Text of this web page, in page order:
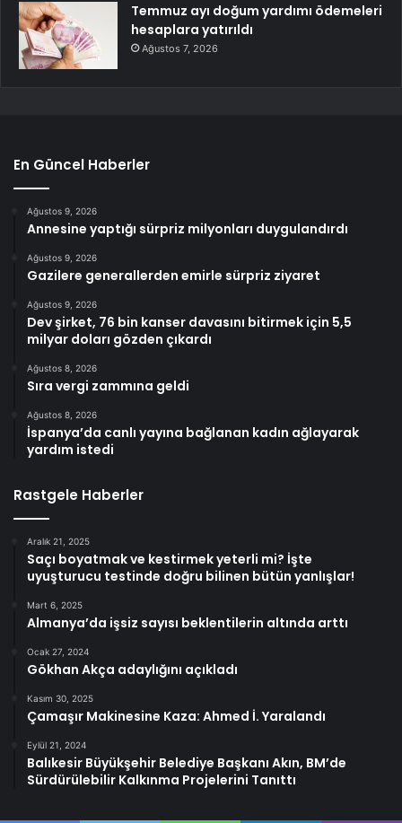
Temmuz ayı doğum yardımı ödemeleri
hesaplara yatırıldı
Ağustos 7, 2026
En Güncel Haberler
Ağustos 9, 2026
Annesine yaptığı sürpriz milyonları duygulandırdı
Ağustos 9, 2026
Gazilere generallerden emirle sürpriz ziyaret
Ağustos 9, 2026
Dev şirket, 76 bin kanser davasını bitirmek için 5,5
milyar doları gözden çıkardı
Ağustos 8, 2026
Sıra vergi zammına geldi
Ağustos 8, 2026
İspanya’da canlı yayına bağlanan kadın ağlayarak
yardım istedi
Rastgele Haberler
Aralık 21, 2025
Saçı boyatmak ve kestirmek yeterli mi? İşte
uyuşturucu testinde doğru bilinen bütün yanlışlar!
Mart 6, 2025
Almanya’da işsiz sayısı beklentilerin altında arttı
Ocak 27, 2024
Gökhan Akça adaylığını açıkladı
Kasım 30, 2025
Çamaşır Makinesine Kaza: Ahmed İ. Yaralandı
Eylül 21, 2024
Balıkesir Büyükşehir Belediye Başkanı Akın, BM’de
Sürdürülebilir Kalkınma Projelerini Tanıttı